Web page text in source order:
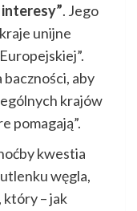
. Jego
unijne
baczności, aby
krajów
pomagają”.
kwestia
węgla,
który – jak